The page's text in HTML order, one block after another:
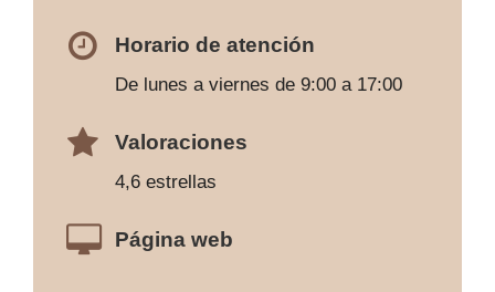
Horario de atención
De lunes a viernes de 9:00 a 17:00
Valoraciones
4,6 estrellas
Página web